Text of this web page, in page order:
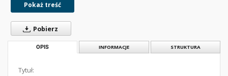
Pokaż treść
Pobierz
OPIS INFORMACJE STRUKTURA
Tytuł: